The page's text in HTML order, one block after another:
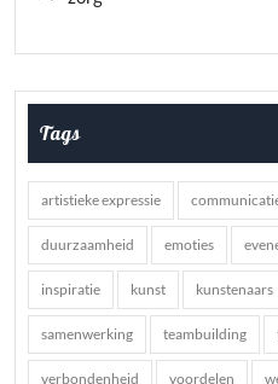
Tags
artistieke expressie
duurzaamheid emoties
inspiratie kunst kunstenaars
samenwerking teambuilding
verbondenheid voordelen